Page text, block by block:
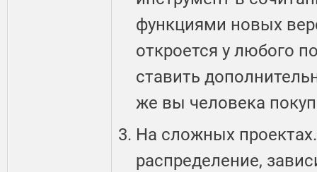
функциями новых
откроется у любого
ставить
же вы человека
На сложных
распределение,